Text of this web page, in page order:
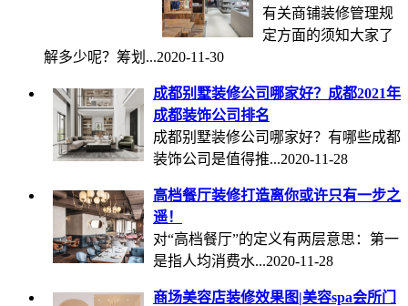
有关商铺装修管理规
定方面的须知大家了
解多少呢？筹划...2020-11-30
成都别墅装修公司哪家好？成都2021年
成都装饰公司排名
成都别墅装修公司哪家好？有哪些成都
装饰公司是值得推...2020-11-28
高档餐厅装修打造离你或许只有一步之
遥！
对“高档餐厅”的定义有两层意思：第一
是指人均消费水...2020-11-28
商场美容店装修效果图|美容spa会所门